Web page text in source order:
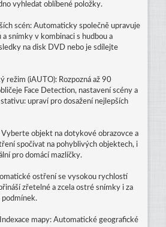
vyhledat oblíbené položky.
scén: Automaticky společně upravuje
snímky v kombinaci s hudbou a
na disk DVD nebo je sdílejte
režim (iAUTO): Rozpozná až 90
Face Detection, nastavení scény a
upraví pro dosažení nejlepších
objekt na dotykové obrazovce a
spočívat na pohyblivých objektech, i
pro domácí mazlíčky.
ostření se vysokou rychlostí
zřetelné a zcela ostré snímky i za
mapy: Automatické geografické